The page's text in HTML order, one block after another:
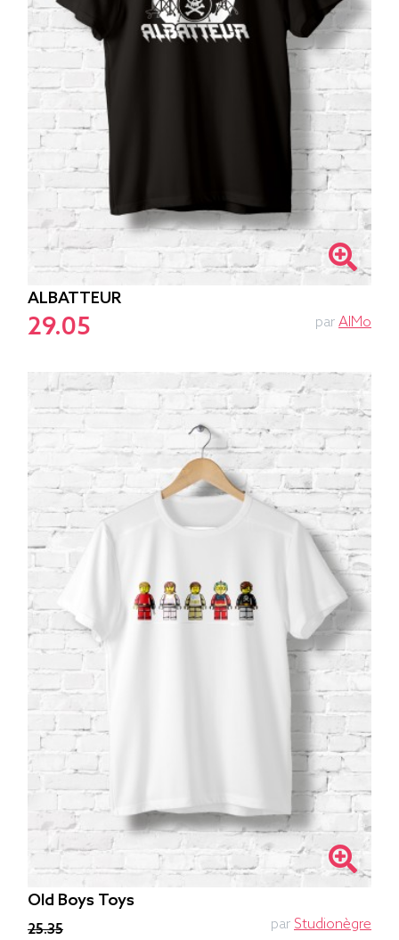
ALBATTEUR
29.05 par AlMo
Old Boys Toys
25.35 par Studionègre